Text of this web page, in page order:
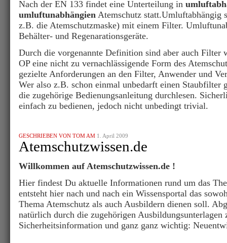
Nach der EN 133 findet eine Unterteilung in
umluftunabhängien Atemschutz statt.Umluftabhängig
z.B. die Atemschutzmaske) mit einem Filter.
Behälter- und Regenarationsgeräte.
Durch die vorgenannte Definition sind aber auch Filter
OP eine nicht zu vernachlässigende Form des
gezielte Anforderungen an den Filter, Anwender und
Wer also z.B. schon einmal unbedarft einen Staubfilter
die zugehörige Bedienungsanleitung durchlesen.
einfach zu bedienen, jedoch nicht unbedingt trivial.
GESCHRIEBEN VON TOM AM 1. April 2009
Atemschutzwissen.de
Willkommen auf Atemschutzwissen.de !
Hier findest Du aktuelle Informationen rund um das
entsteht hier nach und nach ein Wissensportal das
Thema Atemschutz als auch Ausbildern dienen soll.
natürlich durch die zugehörigen Ausbildungsunterlagen
Sicherheitsinformation und ganz ganz wichtig: